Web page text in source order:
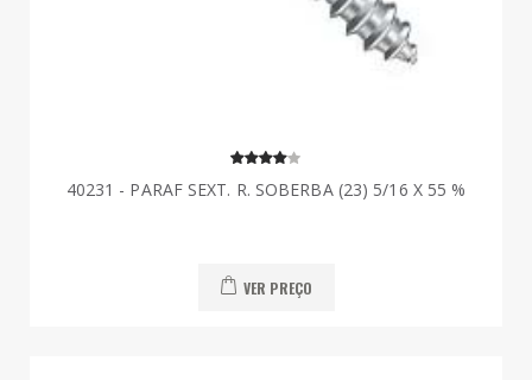
40231 - PARAF SEXT. R. SOBERBA (23) 5/16 X 55 %
VER PREÇO